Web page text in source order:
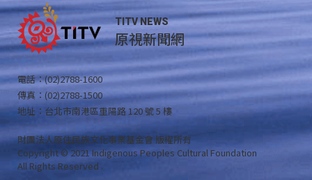
TITV NEWS
原視新聞網
電話：(02)2788-1600
傳真：(02)2788-1500
地址：台北市南港區重陽路 120 號 5 樓
財團法人原住民族文化事業基金會 版權所有
Copyright © 2021 Indigenous Peoples Cultural Foundation
All Rights Reserved .